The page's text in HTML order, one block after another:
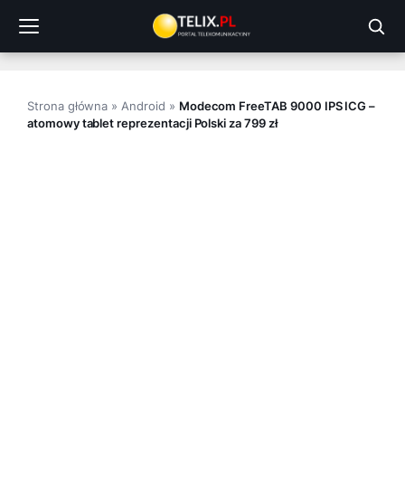
treści
Strona główna » Android » Modecom FreeTAB 9000 IPS ICG –
atomowy tablet reprezentacji Polski za 799 zł